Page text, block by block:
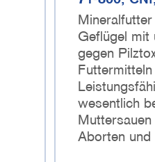
Geflügel mit
gegen
wesentlich
Aborten und